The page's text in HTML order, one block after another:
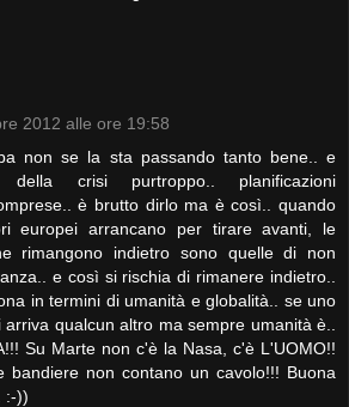
2012 alle ore 19:58
non se la sta passando tanto bene.. e
crisi purtroppo.. planificazioni
è brutto dirlo ma è così.. quando
europei arrancano per tirare avanti, le
rimangono indietro sono quelle di non
e così si rischia di rimanere indietro..
in termini di umanità e globalità.. se uno
qualcun altro ma sempre umanità è..
Su Marte non c'è la Nasa, c'è L'UOMO!!
bandiere non contano un cavolo!!! Buona
:-))